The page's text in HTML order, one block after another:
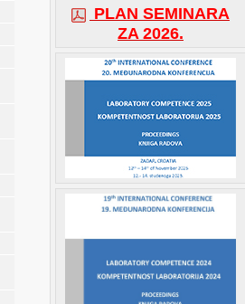
PLAN SEMINARA
ZA 2026.